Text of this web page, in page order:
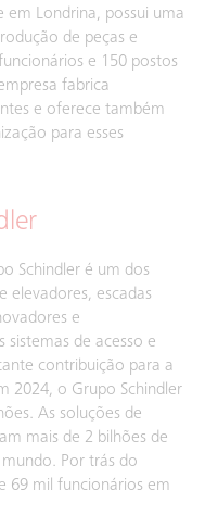
em Londrina, possui uma
de peças e
e 150 postos
fabrica
e oferece também
para esses
Schindler é um dos
elevadores, escadas
e
sistemas de acesso e
contribuição para a
2024, o Grupo Schindler
As soluções de
mais de 2 bilhões de
Por trás do
69 mil funcionários em